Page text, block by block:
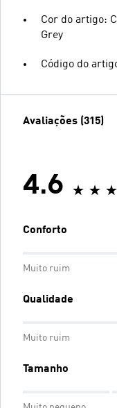
Cor do artigo:
Grey
Código do
Avaliações (315)
4.6
Conforto
Muito ruim
Qualidade
Muito ruim
Tamanho